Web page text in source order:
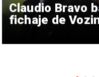
Claudio Bravo
fichaje de